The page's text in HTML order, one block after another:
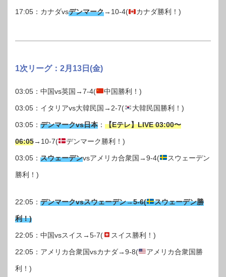
17:05：カナダvsデンマーク→10-4( カナダ勝利！)
1次リーグ：2月13日(金)
03:05：中国vs英国→7-4( 中国勝利！)
03:05：イタリアvs大韓民国→2-7( 大韓民国勝利！)
03:05： デンマークvs日本 ： 【Eテレ】LIVE 03:00〜
06:05→10-7( デンマーク勝利！)
03:05： スウェーデンvsアメリカ合衆国→9-4( スウェーデン
勝利！)
22:05： デンマークvsスウェーデン→5-6( スウェーデン勝
利！)
22:05：中国vsスイス→5-7( スイス勝利！)
22:05：アメリカ合衆国vsカナダ→9-8( アメリカ合衆国勝
利！)